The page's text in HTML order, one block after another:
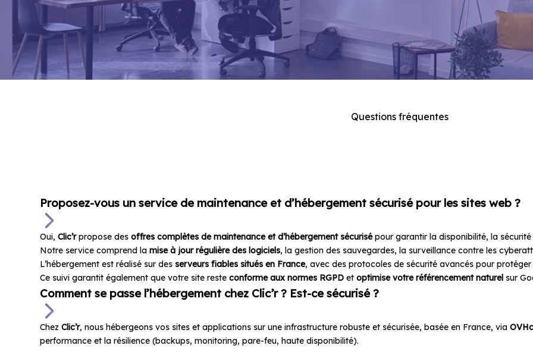
Questions fréquentes
Proposez-vous un service de maintenance et d’hébergement sécurisé pour les sites web ?
Oui,Clic’rpropose desoffres complètes de maintenance et d’hébergement sécurisépour garantir la disponibilité, la
Notre service comprend lamise à jour régulière des logiciels, la gestion des sauvegardes, la surveillance contre les
L’hébergement est réalisé sur des serveurs fiables situés en France, avec des protocoles de sécurité avancés pour
Ce suivi garantit également que votre site resteconforme aux normes RGPD etoptimise votre référencement naturel sur
Comment se passe l’hébergement chez Clic’r ? Est-ce sécurisé ?
ChezClic’r, nous hébergeons vos sites et applications sur une infrastructure robuste et sécurisée, basée en France, via
performance et la résilience (backups, monitoring, pare-feu, haute disponibilité).